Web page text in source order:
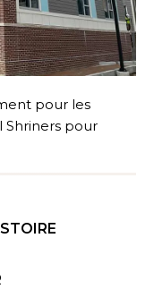
pour les
Shriners pour